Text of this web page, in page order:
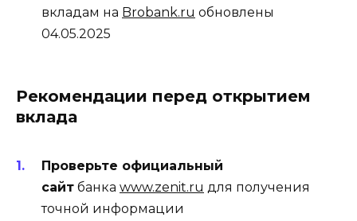
вкладам на Brobank.ru обновлены
04.05.2025
Рекомендации перед открытием
вклада
Проверьте официальный
сайт банка www.zenit.ru для получения
точной информации